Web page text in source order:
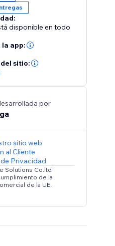
disponible en todo
la app:
sitio:
por
sitio web
al Cliente
Privacidad
Solutions Co.ltd
de la
de la UE.